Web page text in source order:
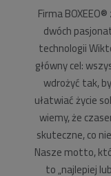
Firma
dwóch
technologii
główny cel:
wdrożyć tak,
ułatwiać życie
wiemy, że
skuteczne, co
Nasze motto,
to „najlepiej